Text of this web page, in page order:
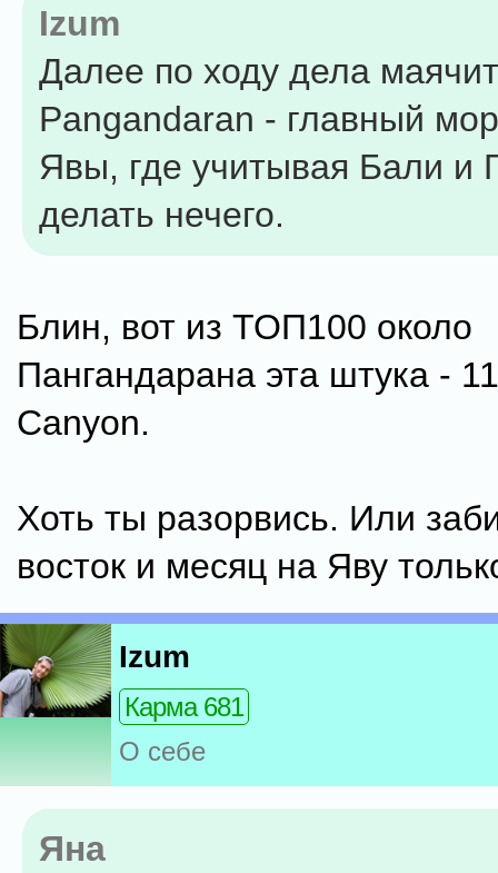
Izum
Далее по ходу дела маячит
Pangandaran - главный
Явы, где учитывая Бали и
делать нечего.
Блин, вот из ТОП100 около
Пангандарана эта штука -
Canyon.
Хоть ты разорвись. Или
восток и месяц на Яву
Izum
Карма 681
О себе
Яна